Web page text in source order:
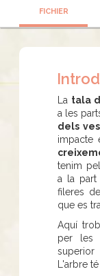
FICHIER
La tala
a les
dels
impacte
tenim
a la part
fileres
que es
Aquí
per les
L'arbre